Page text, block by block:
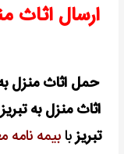
ارسال اثاث
حمل اثاث منزل
اثاث منزل به تبریز
تبریزبابیمه نامه